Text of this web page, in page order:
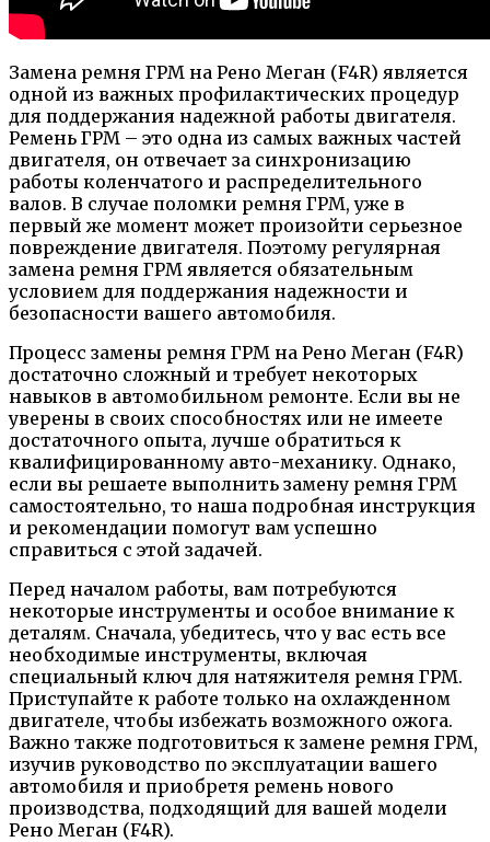
Замена ремня ГРМ на Рено Меган (F4R) является
одной из важных профилактических процедур
для поддержания надежной работы двигателя.
Ремень ГРМ – это одна из самых важных частей
двигателя, он отвечает за синхронизацию
работы коленчатого и распределительного
валов. В случае поломки ремня ГРМ, уже в
первый же момент может произойти серьезное
повреждение двигателя. Поэтому регулярная
замена ремня ГРМ является обязательным
условием для поддержания надежности и
безопасности вашего автомобиля.
Процесс замены ремня ГРМ на Рено Меган (F4R)
достаточно сложный и требует некоторых
навыков в автомобильном ремонте. Если вы не
уверены в своих способностях или не имеете
достаточного опыта, лучше обратиться к
квалифицированному авто-механику. Однако,
если вы решаете выполнить замену ремня ГРМ
самостоятельно, то наша подробная инструкция
и рекомендации помогут вам успешно
справиться с этой задачей.
Перед началом работы, вам потребуются
некоторые инструменты и особое внимание к
деталям. Сначала, убедитесь, что у вас есть все
необходимые инструменты, включая
специальный ключ для натяжителя ремня ГРМ.
Приступайте к работе только на охлажденном
двигателе, чтобы избежать возможного ожога.
Важно также подготовиться к замене ремня ГРМ,
изучив руководство по эксплуатации вашего
автомобиля и приобретя ремень нового
производства, подходящий для вашей модели
Рено Меган (F4R).